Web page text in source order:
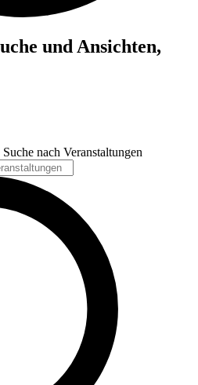
und Ansichten,
nach Veranstaltungen